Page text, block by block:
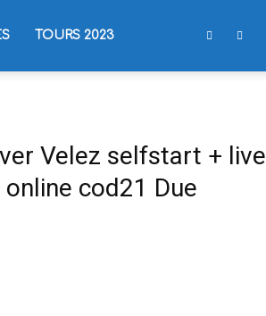
TOURS 2023
Velez selfstart + live
cod21 Due